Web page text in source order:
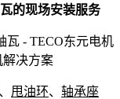
的现场安装服务
、 甩油环、 轴承座